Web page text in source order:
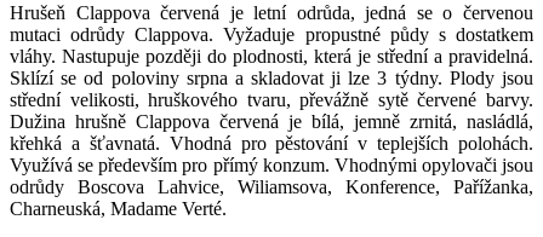
Hrušeň Clappova červená je letní odrůda, jedná se o červenou
mutaci odrůdy Clappova. Vyžaduje propustné půdy s dostatkem
vláhy. Nastupuje později do plodnosti, která je střední a pravidelná.
Sklízí se od poloviny srpna a skladovat ji lze 3 týdny. Plody jsou
střední velikosti, hruškového tvaru, převážně sytě červené barvy.
Dužina hrušně Clappova červená je bílá, jemně zrnitá, nasládlá,
křehká a šťavnatá. Vhodná pro pěstování v teplejších polohách.
Využívá se především pro přímý konzum. Vhodnými opylovači jsou
odrůdy Boscova Lahvice, Wiliamsova, Konference, Pařížanka,
Charneuská, Madame Verté.